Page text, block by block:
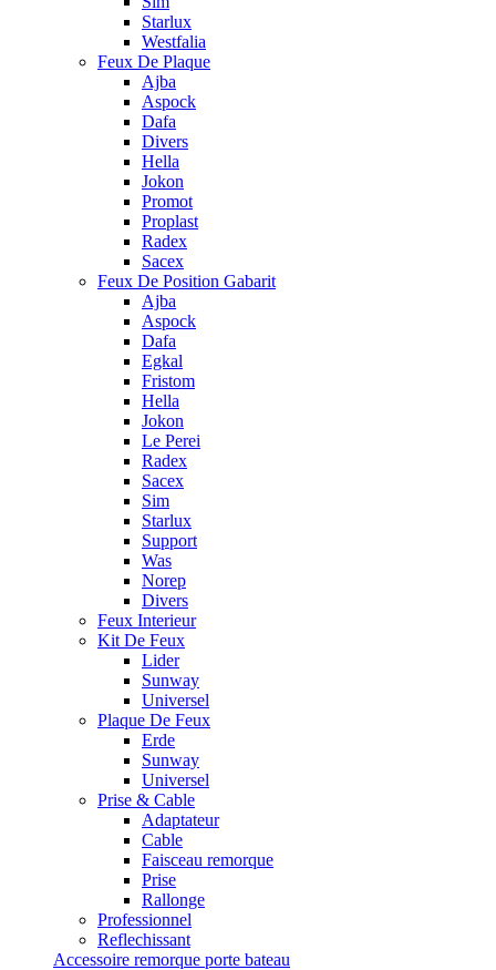
Starlux
Westfalia
Feux De Plaque
Ajba
Aspock
Dafa
Divers
Hella
Jokon
Promot
Proplast
Radex
Sacex
Feux De Position Gabarit
Ajba
Aspock
Dafa
Egkal
Fristom
Hella
Jokon
Le Perei
Radex
Sacex
Sim
Starlux
Support
Was
Norep
Divers
Feux Interieur
Kit De Feux
Lider
Sunway
Universel
Plaque De Feux
Erde
Sunway
Universel
Prise & Cable
Adaptateur
Cable
Faisceau remorque
Prise
Rallonge
Professionnel
Reflechissant
Accessoire remorque porte bateau